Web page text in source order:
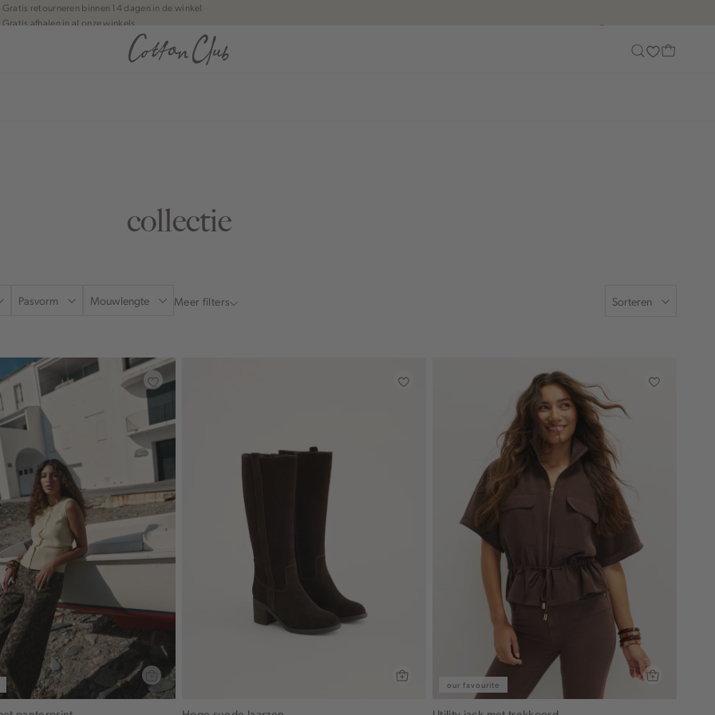
Gratis retourneren binnen 14 dagen in de winkel
Gratis afhalen in al onze winkels
Jouw bestelling wordt binnen 1 tot 5 dagen bezorgd
Betaal zoals jij wilt: o.a. iDEAL | Wero, Riverty, Apple pay & creditcard
collectie
Pasvorm Mouwlengte Sorteren
Meer filters
our favourite